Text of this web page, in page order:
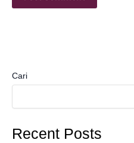
Cari
Recent Posts